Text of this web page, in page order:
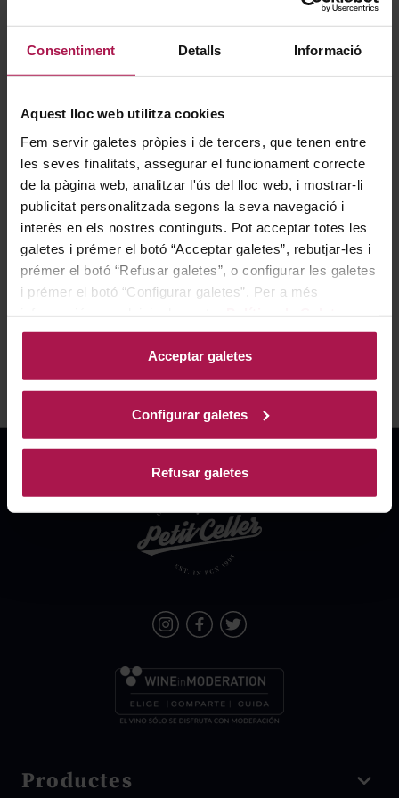
Consentiment Detalls Informació
Aquest lloc web utilitza cookies
Fem servir galetes pròpies i de tercers, que tenen entre
les seves finalitats, assegurar el funcionament correcte
de la pàgina web, analitzar l'ús del lloc web, i mostrar-li
publicitat personalitzada segons la seva navegació i
interès en els nostres continguts. Pot acceptar totes les
galetes i prémer el botó “Acceptar galetes”, rebutjar-les i
prémer el botó “Refusar galetes”, o configurar les galetes
i prémer el botó “Configurar galetes”. Per a més
Acceptar galetes
Configurar galetes
Refusar galetes
DO Cava
Juvé & Camps Milesimé
Blanc de Noirs
Juvé Y Camps
40,65 €
Productes